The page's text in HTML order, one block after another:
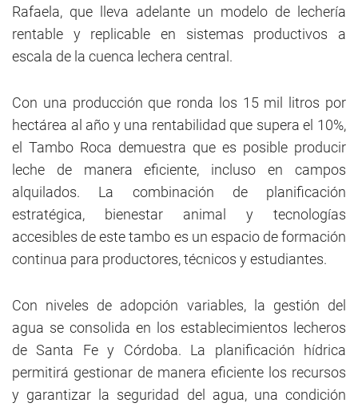
Rafaela, que lleva adelante un modelo de lechería
rentable y replicable en sistemas productivos a
escala de la cuenca lechera central.
Con una producción que ronda los 15 mil litros por
hectárea al año y una rentabilidad que supera el 10%,
el Tambo Roca demuestra que es posible producir
leche de manera eficiente, incluso en campos
alquilados. La combinación de planificación
estratégica, bienestar animal y tecnologías
accesibles de este tambo es un espacio de formación
continua para productores, técnicos y estudiantes.
Con niveles de adopción variables, la gestión del
agua se consolida en los establecimientos lecheros
de Santa Fe y Córdoba. La planificación hídrica
permitirá gestionar de manera eficiente los recursos
y garantizar la seguridad del agua, una condición